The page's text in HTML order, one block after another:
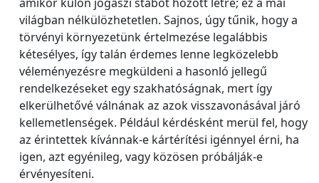
világban nélkülözhetetlen. Sajnos, úgy tűnik, hogy a
törvényi környezetünk értelmezése legalábbis
kétesélyes, így talán érdemes lenne legközelebb
véleményezésre megküldeni a hasonló jellegű
rendelkezéseket egy szakhatóságnak, mert így
elkerülhetővé válnának az azok visszavonásával járó
kellemetlenségek. Például kérdésként merül fel, hogy
az érintettek kívánnak-e kártérítési igénnyel érni, ha
igen, azt egyénileg, vagy közösen próbálják-e
érvényesíteni.